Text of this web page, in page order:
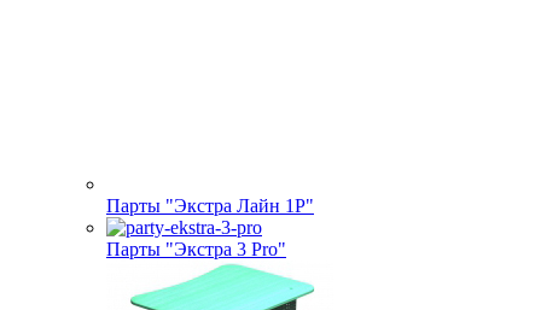
Парты "Экстра Лайн 1Р"
Парты "Экстра 3 Pro"